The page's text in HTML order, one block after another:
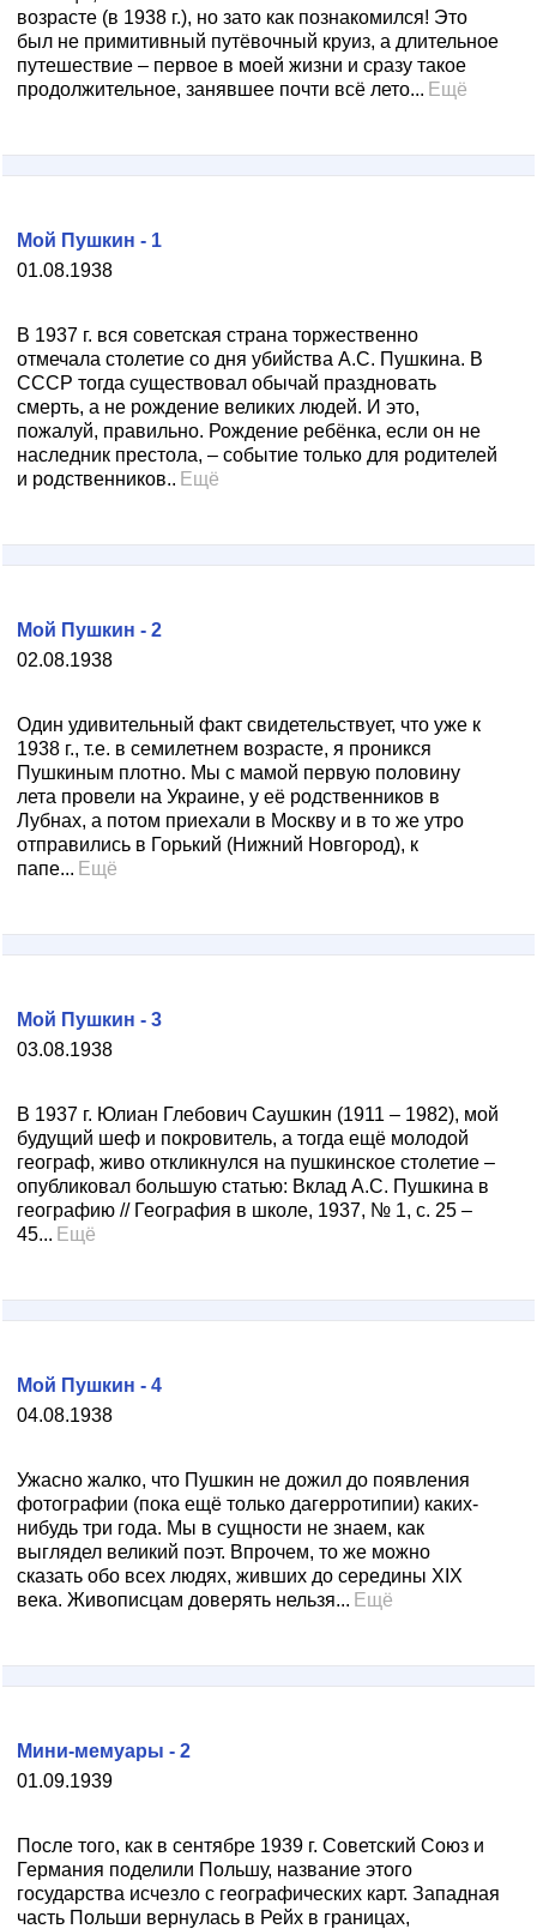
возрасте (в 1938 г.), но зато как познакомился! Это
был не примитивный путёвочный круиз, а длительное
путешествие – первое в моей жизни и сразу такое
продолжительное, занявшее почти всё лето... Ещё
01.08.1938
Мой Пушкин - 1
В 1937 г. вся советская страна торжественно
отмечала столетие со дня убийства А.С. Пушкина. В
СССР тогда существовал обычай праздновать
смерть, а не рождение великих людей. И это,
пожалуй, правильно. Рождение ребёнка, если он не
наследник престола, – событие только для родителей
и родственников.. Ещё
02.08.1938
Мой Пушкин - 2
Один удивительный факт свидетельствует, что уже к
1938 г., т.е. в семилетнем возрасте, я проникся
Пушкиным плотно. Мы с мамой первую половину
лета провели на Украине, у её родственников в
Лубнах, а потом приехали в Москву и в то же утро
отправились в Горький (Нижний Новгород), к
папе... Ещё
03.08.1938
Мой Пушкин - 3
В 1937 г. Юлиан Глебович Саушкин (1911 – 1982), мой
будущий шеф и покровитель, а тогда ещё молодой
географ, живо откликнулся на пушкинское столетие –
опубликовал большую статью: Вклад А.С. Пушкина в
географию // География в школе, 1937, № 1, с. 25 –
45... Ещё
04.08.1938
Мой Пушкин - 4
Ужасно жалко, что Пушкин не дожил до появления
фотографии (пока ещё только дагерротипии) каких-
нибудь три года. Мы в сущности не знаем, как
выглядел великий поэт. Впрочем, то же можно
сказать обо всех людях, живших до середины XIX
века. Живописцам доверять нельзя... Ещё
01.09.1939
Мини-мемуары - 2
После того, как в сентябре 1939 г. Советский Союз и
Германия поделили Польшу, название этого
государства исчезло с географических карт. Западная
часть Польши вернулась в Рейх в границах,